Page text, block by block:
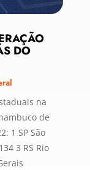
DO
na
de
1 SP São
3 RS Rio